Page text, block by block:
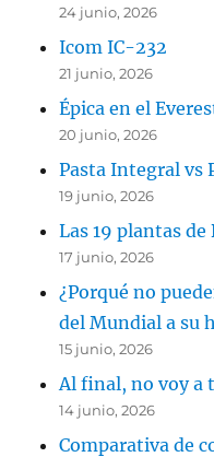
24 junio, 2026
Icom IC-232
21 junio, 2026
Épica en el
20 junio, 2026
Pasta Integral vs
19 junio, 2026
Las 19 plantas
17 junio, 2026
¿Porqué no
del Mundial a su
15 junio, 2026
Al final, no voy a
14 junio, 2026
Comparativa de